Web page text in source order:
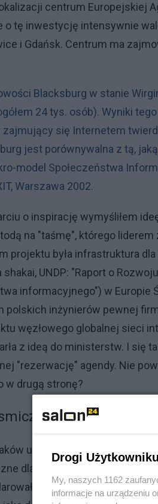
centrum Europejskiej
o tę inwestycję intensywnie
i Gdańsk. Centrum ma
Blacksburg w stanie
24 tys. osób). Wyniki
zajmujący się Internetem
jest porównywalna z tą,
model Społeczeństwa
Warszawa 2002.
o inspirację wymyśliłem
na "taśmę", którego liderem
projektu była infrastruktura
UNDP: "Raport o
informacyjnego") w
polskich inżynierów pewnej
węzłowego globalnej sieci
z ideą do ministerstw. I się
"rezerwację" agendy. Nie
w drugą stronę?
ubiega się o budowę w
dla rozwoju technologii
gotowość do
Drogi
My, naszych 1162
informacje na urządzeniu